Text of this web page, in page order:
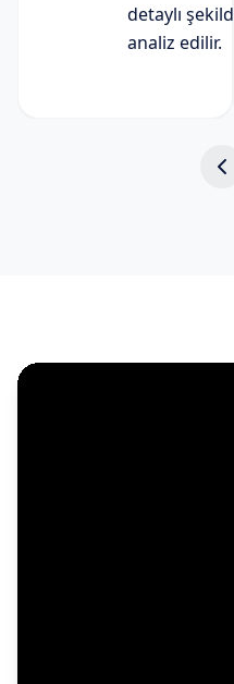
detaylı şekilde
analiz edilir.